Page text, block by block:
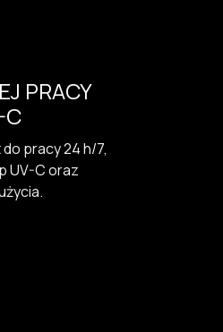
PRACY
C
pracy 24 h/7,
UV-C oraz